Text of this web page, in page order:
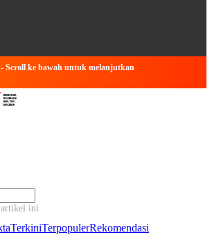
Scroll ke bawah untuk melanjutkan
artikel in
TerkiniTerpopulerRekomendasi